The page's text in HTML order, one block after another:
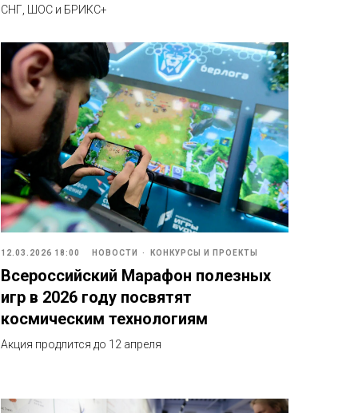
СНГ, ШОС и БРИКС+
12.03.2026 18:00 НОВОСТИ КОНКУРСЫ И ПРОЕКТЫ
Всероссийский Марафон полезных
игр в 2026 году посвятят
космическим технологиям
Акция продлится до 12 апреля